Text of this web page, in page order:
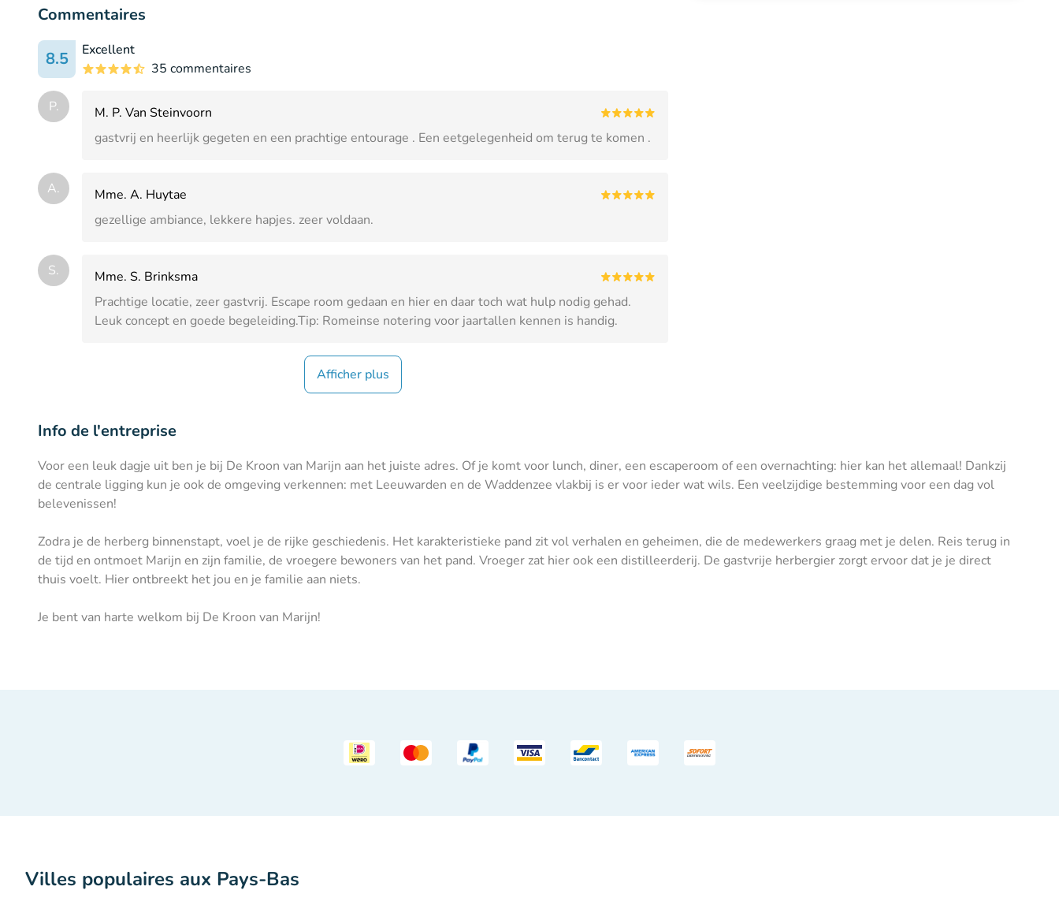
Commentaires
8.5
Excellent
35 commentaires
P.
M. P. Van Steinvoorn
gastvrij en heerlijk gegeten en een prachtige entourage . Een eetgelegenheid om terug te komen .
A.
Mme. A. Huytae
gezellige ambiance, lekkere hapjes. zeer voldaan.
S.
Mme. S. Brinksma
Prachtige locatie, zeer gastvrij. Escape room gedaan en hier en daar toch wat hulp nodig gehad.
Leuk concept en goede begeleiding.Tip: Romeinse notering voor jaartallen kennen is handig.
Afficher plus
Info de l'entreprise
Voor een leuk dagje uit ben je bij De Kroon van Marijn aan het juiste adres. Of je komt voor lunch, diner, een escaperoom of een overnachting: hier kan het allemaal! Dankzij
de centrale ligging kun je ook de omgeving verkennen: met Leeuwarden en de Waddenzee vlakbij is er voor ieder wat wils. Een veelzijdige bestemming voor een dag vol
belevenissen!
Zodra je de herberg binnenstapt, voel je de rijke geschiedenis. Het karakteristieke pand zit vol verhalen en geheimen, die de medewerkers graag met je delen. Reis terug in
de tijd en ontmoet Marijn en zijn familie, de vroegere bewoners van het pand. Vroeger zat hier ook een distilleerderij. De gastvrije herbergier zorgt ervoor dat je je direct
thuis voelt. Hier ontbreekt het jou en je familie aan niets.
Je bent van harte welkom bij De Kroon van Marijn!
Villes populaires aux Pays-Bas